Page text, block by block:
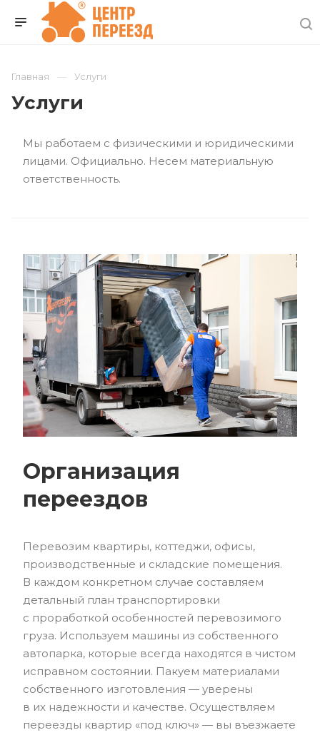
Главная Услуги
Услуги
Мы работаем с физическими и юридическими
лицами. Официально. Несем материальную
ответственность.
Организация
переездов
Перевозим квартиры, коттеджи, офисы,
производственные и складские помещения.
В каждом конкретном случае составляем
детальный план транспортировки
с проработкой особенностей перевозимого
груза. Используем машины из собственного
автопарка, которые всегда находятся в чистом
исправном состоянии. Пакуем материалами
собственного изготовления — уверены
в их надежности и качестве. Осуществляем
переезды квартир «под ключ» — вы въезжаете